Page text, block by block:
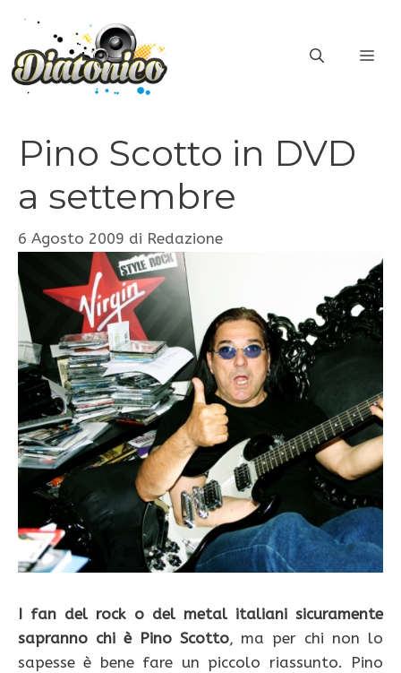
contenuto
Pino Scotto in DVD
a settembre
6 Agosto 2009 di Redazione
I fan del rock o del metal italiani sicuramente
sapranno chi è Pino Scotto, ma per chi non lo
sapesse è bene fare un piccolo riassunto. Pino